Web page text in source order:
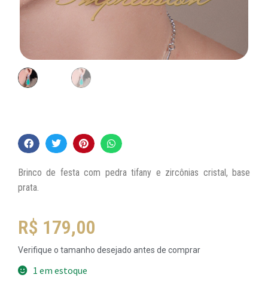
Brinco de festa com pedra tifany e zircônias cristal, base
prata.
R$ 179,00
Verifique o tamanho desejado antes de comprar
1 em estoque